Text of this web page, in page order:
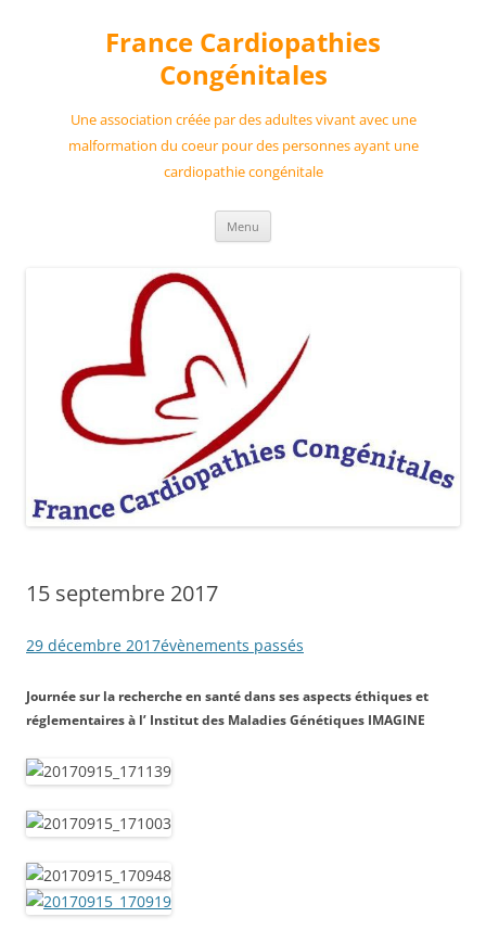
France Cardiopathies
Congénitales
Une association créée par des adultes vivant avec une
malformation du coeur pour des personnes ayant une
cardiopathie congénitale
Menu
15 septembre 2017
29 décembre 2017évènements passés
Journée sur la recherche en santé dans ses aspects éthiques et
réglementaires à l’ Institut des Maladies Génétiques IMAGINE